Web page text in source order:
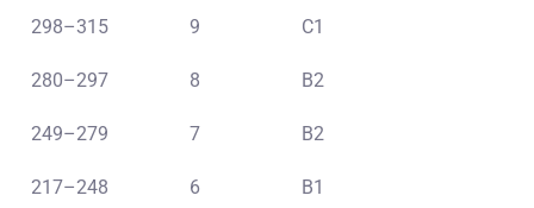
298–315 9 C1
280–297 8 B2
249–279 7 B2
217–248 6 B1